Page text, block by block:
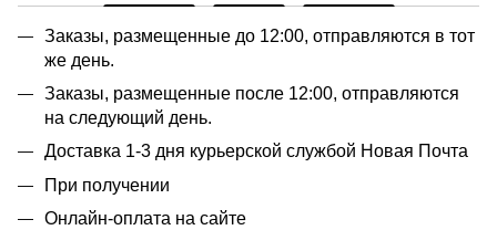
Заказы, размещенные до 12:00, отправляются в тот
же день.
Заказы, размещенные после 12:00, отправляются
на следующий день.
Доставка 1-3 дня курьерской службой Новая Почта
При получении
Онлайн-оплата на сайте